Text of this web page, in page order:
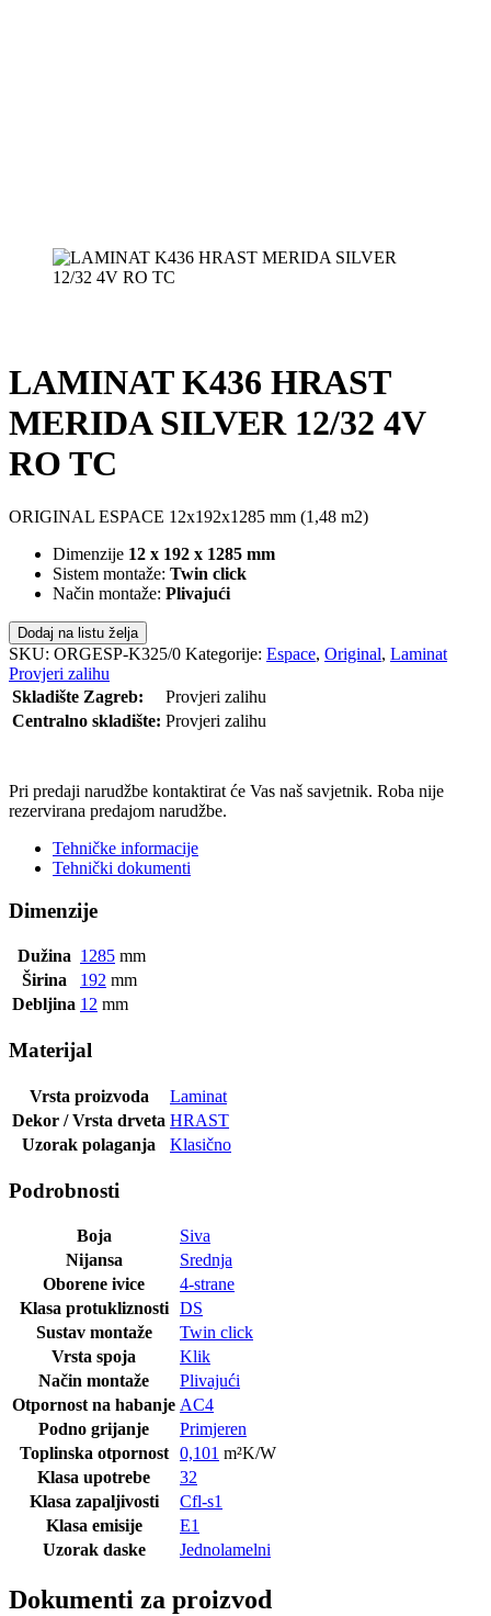
LAMINAT K436 HRAST
MERIDA SILVER 12/32 4V
RO TC
ORIGINAL ESPACE 12x192x1285 mm (1,48 m2)
Dimenzije 12 x 192 x 1285 mm
Sistem montaže: Twin click
Način montaže: Plivajući
Dodaj na listu želja
SKU: ORGESP-K325/0 Kategorije: Espace, Original, Laminat
Provjeri zalihu
Skladište Zagreb:
Provjeri zalihu
Centralno skladište: Provjeri zalihu
Pri predaji narudžbe kontaktirat će Vas naš savjetnik. Roba nije
rezervirana predajom narudžbe.
Tehničke informacije
Tehnički dokumenti
Dimenzije
Dužina 1285 mm
Širina
192 mm
Debljina 12 mm
Materijal
Vrsta proizvoda
Laminat
Dekor / Vrsta drveta HRAST
Uzorak polaganja
Klasično
Podrobnosti
Boja
Siva
Nijansa
Srednja
Oborene ivice
4-strane
Klasa protukliznosti
DS
Sustav montaže
Twin click
Vrsta spoja
Klik
Način montaže
Plivajući
Otpornost na habanje AC4
Podno grijanje
Primjeren
Toplinska otpornost
0,101 m²K/W
Klasa upotrebe
32
Klasa zapaljivosti
Cfl-s1
Klasa emisije
E1
Uzorak daske
Jednolamelni
Dokumenti za proizvod